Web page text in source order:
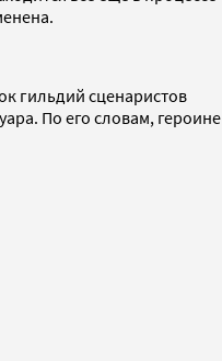
гильдий сценаристов
По его словам, героине